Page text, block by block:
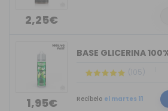
2,25€
1,95€
(105)
Recíbelo el martes 11